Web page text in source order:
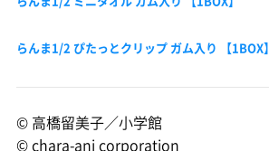
らんま1/2 ぴたっとクリップ ガム入り 【1BOX】
© 高橋留美子／小学館
© chara-ani corporation